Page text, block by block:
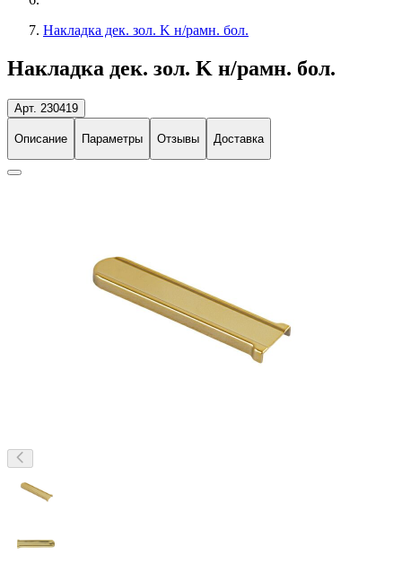
Накладка дек. зол. K н/рамн. бол.
Накладка дек. зол. K н/рамн. бол.
Арт. 230419
Описание Параметры Отзывы Доставка